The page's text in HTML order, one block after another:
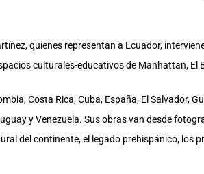
quienes representan a Ecuador,
culturales-educativos de Manhattan, El
Costa Rica, Cuba, España, El Salvador,
y Venezuela. Sus obras van desde
del continente, el legado prehispánico, los